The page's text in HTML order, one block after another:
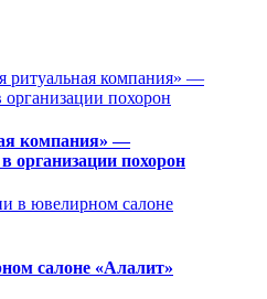
компания» —
похорон
салоне «Алалит»